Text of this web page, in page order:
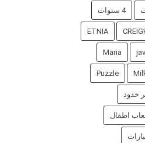
4 سنوات
ETNIA
Maria
Puzzle
خدود
اطفال